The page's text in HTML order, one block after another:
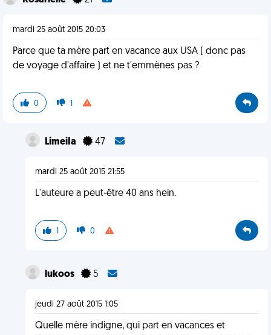
mardi 25 août 2015 20:03
Parce que ta mère part en vacance aux USA ( donc pas
de voyage d'affaire ) et ne t'emmènes pas ?
0 1
LimeiIa 47
mardi 25 août 2015 21:55
L'auteure a peut-être 40 ans hein.
1 0
lukoos 5
jeudi 27 août 2015 1:05
Quelle mère indigne, qui part en vacances et